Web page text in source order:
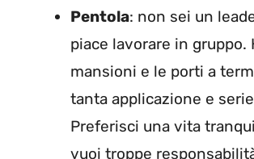
Pentola: non sei un
piace lavorare in gruppo.
mansioni e le porti a
tanta applicazione e
Preferisci una vita
vuoi troppe